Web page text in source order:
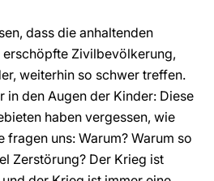
dass die anhaltenden
Zivilbevölkerung,
weiterhin so schwer treffen.
in den Augen der Kinder: Diese
haben vergessen, wie
fragen uns: Warum? Warum so
Zerstörung? Der Krieg ist